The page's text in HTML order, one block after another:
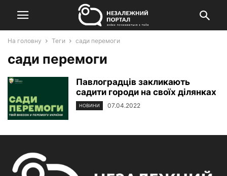
На головну Теги сади перемоги
сади перемоги
Павлоградців закликають
садити городи на своїх ділянках
НОВИНИ 07.04.2022